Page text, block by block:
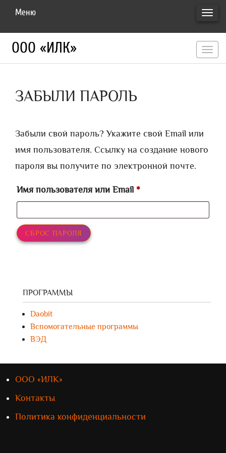
Меню
ООО «ИЛК»
ЗАБЫЛИ ПАРОЛЬ
Забыли свой пароль? Укажите свой Email или
имя пользователя. Ссылку на создание нового
пароля вы получите по электронной почте.
Имя пользователя или Email *Обязательно
СБРОС ПАРОЛЯ
ПРОГРАММЫ
Daobit
Вспомогательные программы
ВЭД
ООО «ИЛК»
Контакты
Политика конфиденциальности